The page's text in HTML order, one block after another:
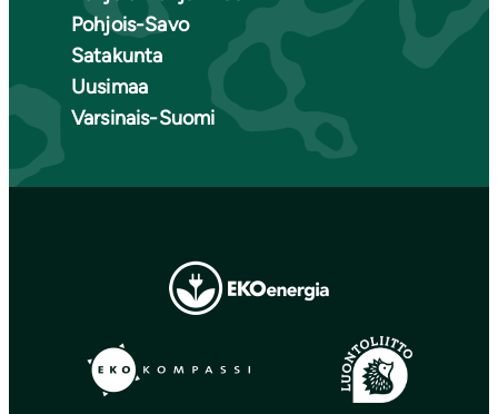
Pohjois-Savo
Satakunta
Uusimaa
Varsinais-Suomi